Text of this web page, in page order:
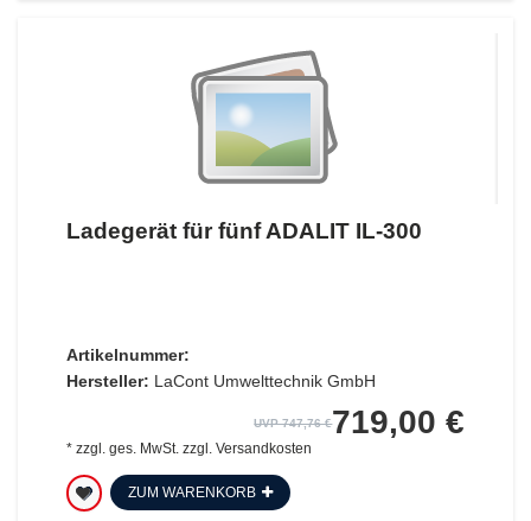
Ladegerät für fünf ADALIT IL-300
Artikelnummer:
Hersteller: LaCont Umwelttechnik GmbH
UVP 747,76 €719,00 €
* zzgl. ges. MwSt.zzgl. Versandkosten
ZUM WARENKORB